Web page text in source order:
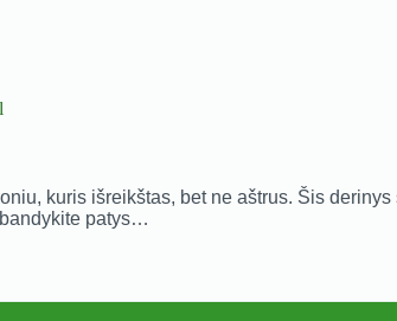
kuris išreikštas, bet ne aštrus. Šis
patys…